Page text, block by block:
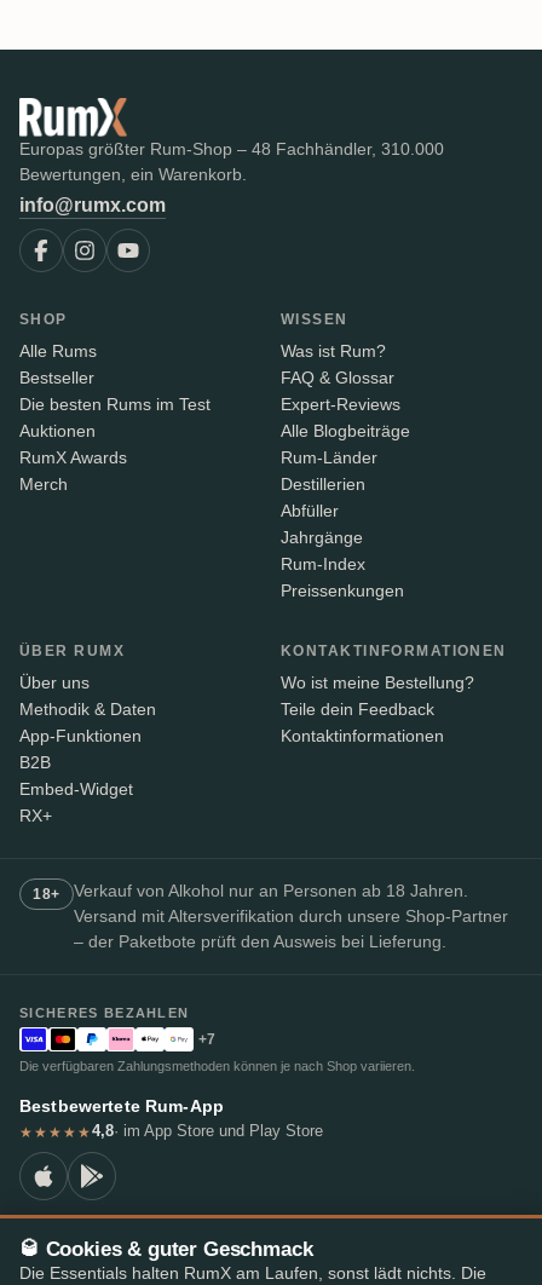
Europas größter Rum-Shop – 48 Fachhändler, 310.000
Bewertungen, ein Warenkorb.
info@rumx.com
SHOP
Alle Rums
Bestseller
Die besten Rums im Test
Auktionen
RumX Awards
Merch
WISSEN
Was ist Rum?
FAQ & Glossar
Expert-Reviews
Alle Blogbeiträge
Rum-Länder
Destillerien
Abfüller
Jahrgänge
Rum-Index
Preissenkungen
ÜBER RUMX
Über uns
Methodik & Daten
App-Funktionen
B2B
Embed-Widget
RX+
KONTAKTINFORMATIONEN
Wo ist meine Bestellung?
Teile dein Feedback
Kontaktinformationen
18+
Verkauf von Alkohol nur an Personen ab 18 Jahren.
Versand mit Altersverifikation durch unsere Shop-Partner
– der Paketbote prüft den Ausweis bei Lieferung.
SICHERES BEZAHLEN
+7
Die verfügbaren Zahlungsmethoden können je nach Shop variieren.
Bestbewertete Rum-App
★★★★★4,8· im App Store und Play Store
© 2026 RumX
🥃 Cookies & guter Geschmack
Die Essentials halten RumX am Laufen, sonst lädt nichts. Die